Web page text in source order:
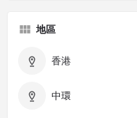
地區
香港
中環